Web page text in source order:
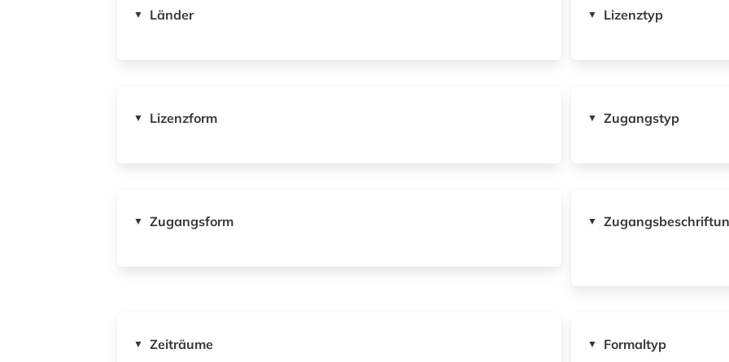
▼ Länder ▼ Lizenztyp
▼ Lizenzform ▼ Zugangstyp
▼ Zugangsform ▼
▼ Zeiträume ▼ Formaltyp